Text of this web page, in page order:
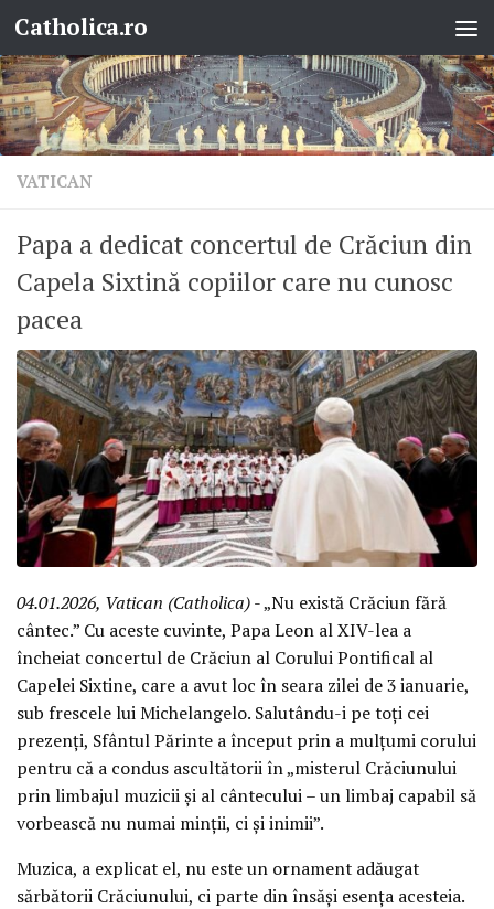
Skip to content
Catholica.ro
VATICAN
Papa a dedicat concertul de Crăciun din
Capela Sixtină copiilor care nu cunosc
pacea
04.01.2026, Vatican (Catholica)- „Nu există Crăciun fără
cântec.” Cu aceste cuvinte, Papa Leon al XIV-lea a
încheiat concertul de Crăciun al Corului Pontifical al
Capelei Sixtine, care a avut loc în seara zilei de 3 ianuarie,
sub frescele lui Michelangelo. Salutându-i pe toți cei
prezenți, Sfântul Părinte a început prin a mulțumi corului
pentru că a condus ascultătorii în „misterul Crăciunului
prin limbajul muzicii și al cântecului – un limbaj capabil să
vorbească nu numai minții, ci și inimii”.
Muzica, a explicat el, nu este un ornament adăugat
sărbătorii Crăciunului, ci parte din însăși esența acesteia.